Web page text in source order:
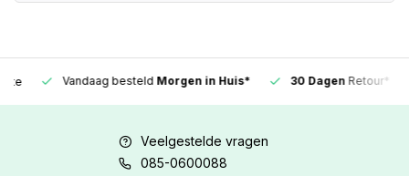
Vandaag besteldMorgen in Huis* 30 DagenRetour*
Veelgestelde vragen
085-0600088